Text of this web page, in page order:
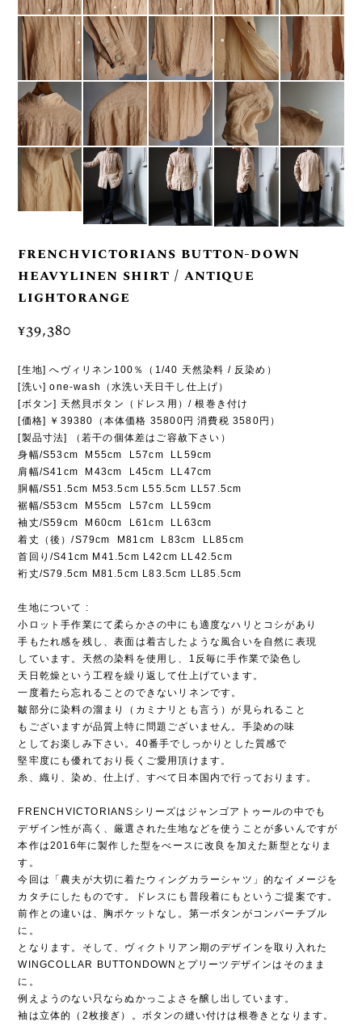
frenchvictorians button-down
heavylinen shirt / antique
lightorange
¥39,380
[生地] へヴィリネン100％（1/40 天然染料 / 反染め）
[洗い] one-wash（水洗い天日干し仕上げ）
[ボタン] 天然貝ボタン（ドレス用）/ 根巻き付け
[価格] ￥39380（本体価格 35800円 消費税 3580円）
[製品寸法] （若干の個体差はご容赦下さい）
身幅/S53cm M55cm L57cm LL59cm
肩幅/S41cm M43cm L45cm LL47cm
胴幅/S51.5cm M53.5cm L55.5cm LL57.5cm
裾幅/S53cm M55cm L57cm LL59cm
袖丈/S59cm M60cm L61cm LL63cm
着丈（後）/S79cm M81cm L83cm LL85cm
首回り/S41cm M41.5cm L42cm LL42.5cm
裄丈/S79.5cm M81.5cm L83.5cm LL85.5cm
生地について :
小ロット手作業にて柔らかさの中にも適度なハリとコシがあり
手もたれ感を残し、表面は着古したような風合いを自然に表現
しています。天然の染料を使用し、1反毎に手作業で染色し
天日乾燥という工程を繰り返して仕上げています。
一度着たら忘れることのできないリネンです。
皺部分に染料の溜まり（カミナリとも言う）が見られること
もございますが品質上特に問題ございません。手染めの味
としてお楽しみ下さい。40番手でしっかりとした質感で
堅牢度にも優れており長くご愛用頂けます。
糸、織り、染め、仕上げ、すべて日本国内で行っております。
FRENCHVICTORIANSシリーズはジャンゴアトゥールの中でも
デザイン性が高く、厳選された生地などを使うことが多いんですが
本作は2016年に製作した型をべースに改良を加えた新型となりま
す。
今回は「農夫が大切に着たウィングカラーシャツ」的なイメージを
カタチにしたものです。ドレスにも普段着にもというご提案です。
前作との違いは、胸ポケットなし。第一ボタンがコンバーチブル
に。
となります。そして、ヴィクトリアン期のデザインを取り入れた
WINGCOLLAR BUTTONDOWNとプリーツデザインはそのまま
に。
例えようのない只ならぬかっこよさを醸し出しています。
袖は立体的（2枚接ぎ）。ボタンの縫い付けは根巻きとなります。